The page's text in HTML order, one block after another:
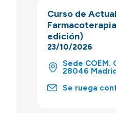
Curso de
edición)
23/10/2026
Sede COEM.
28046
Se ruega